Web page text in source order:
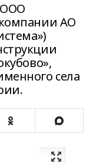
АО
села